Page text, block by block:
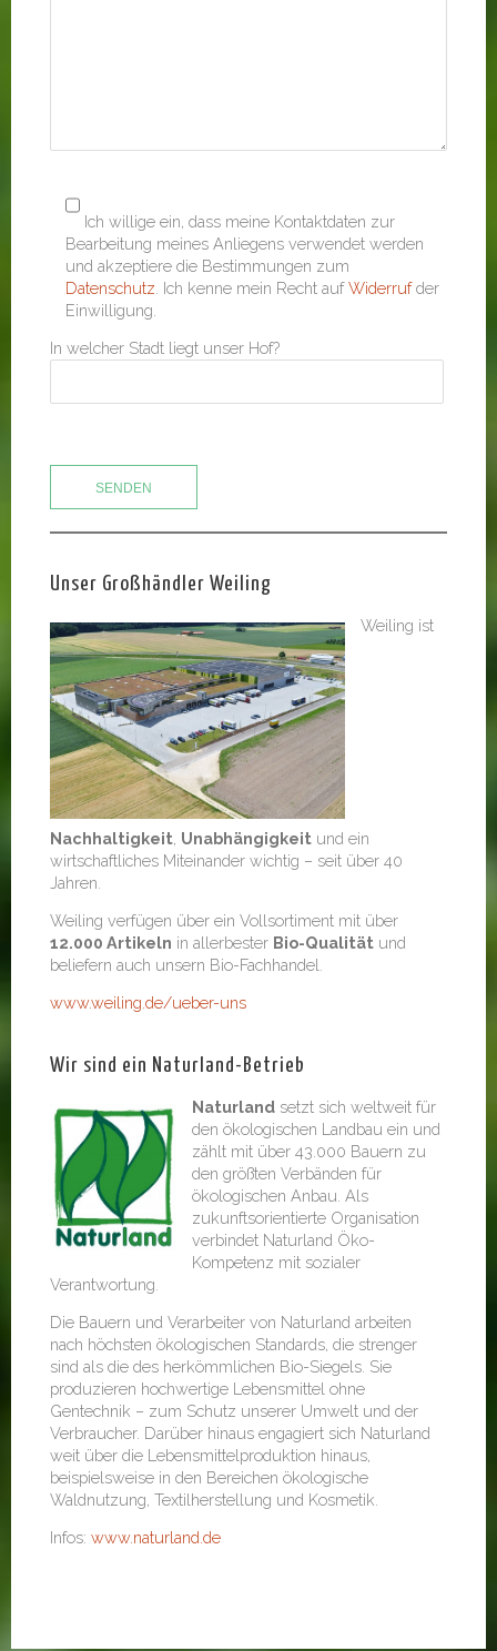
Ich willige ein, dass meine Kontaktdaten zur
Bearbeitung meines Anliegens verwendet werden
und akzeptiere die Bestimmungen zum
Datenschutz . Ich kenne mein Recht aufWiderrufder
Einwilligung.
In welcher Stadt liegt unser Hof?
Unser Großhändler Weiling
Weiling ist
Nachhaltigkeit Unabhängigkeit und ein
wirtschaftliches Miteinander wichtig – seit über 40
Jahren.
Weiling verfügen über ein Vollsortiment mit über
12.000 Artikeln in allerbester Bio-Qualität und
beliefern auch unsern Bio-Fachhandel.
www.weiling.de/ueber-uns
Wir sind ein Naturland-Betrieb
Naturland setzt sich weltweit für
den ökologischen Landbau ein und
zählt mit über 43.000 Bauern zu
den größten Verbänden für
ökologischen Anbau. Als
zukunftsorientierte Organisation
verbindet Naturland Öko-
Kompetenz mit sozialer
Verantwortung.
Die Bauern und Verarbeiter von Naturland arbeiten
nach höchsten ökologischen Standards, die strenger
sind als die des herkömmlichen Bio-Siegels. Sie
produzieren hochwertige Lebensmittel ohne
Gentechnik – zum Schutz unserer Umwelt und der
Verbraucher. Darüber hinaus engagiert sich Naturland
weit über die Lebensmittelproduktion hinaus,
beispielsweise in den Bereichen ökologische
Waldnutzung, Textilherstellung und Kosmetik.
Infos: www.naturland.de